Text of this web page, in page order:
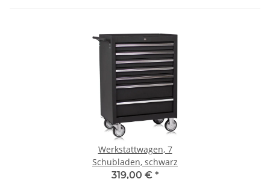
Werkstattwagen, 7
Schubladen, schwarz
319,00 € *